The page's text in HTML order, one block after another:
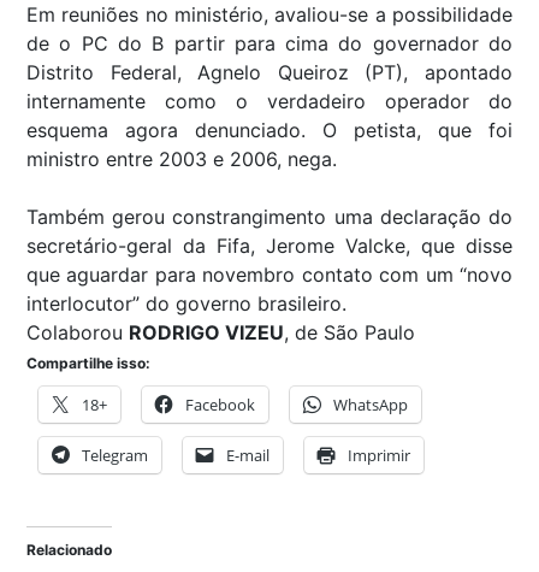
Em reuniões no ministério, avaliou-se a possibilidade
de o PC do B partir para cima do governador do
Distrito Federal, Agnelo Queiroz (PT), apontado
internamente como o verdadeiro operador do
esquema agora denunciado. O petista, que foi
ministro entre 2003 e 2006, nega.
Também gerou constrangimento uma declaração do
secretário-geral da Fifa, Jerome Valcke, que disse
que aguardar para novembro contato com um “novo
interlocutor” do governo brasileiro.
Colaborou RODRIGO VIZEU, de São Paulo
Compartilhe isso:
18+ Facebook WhatsApp
Telegram E-mail Imprimir
Relacionado